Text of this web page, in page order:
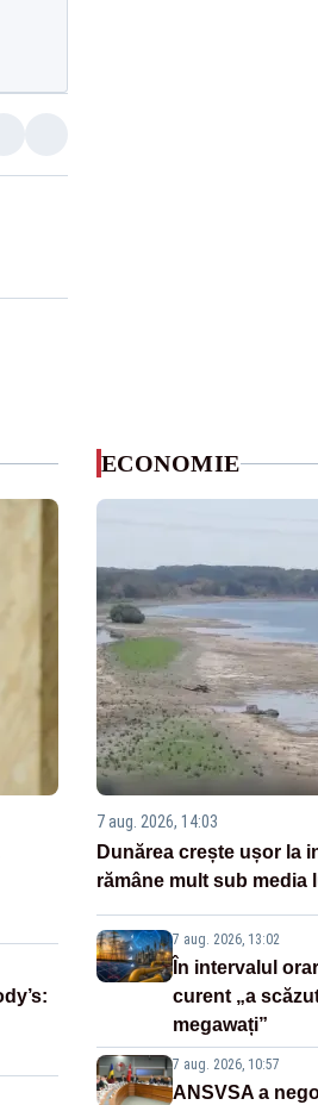
ECONOMIE
7 aug. 2026, 14:03
Dunărea crește ușor la
rămâne mult sub media
7 aug. 2026, 13:02
În intervalul
curent „a
megawați”
7 aug. 2026, 10:57
ANSVSA a